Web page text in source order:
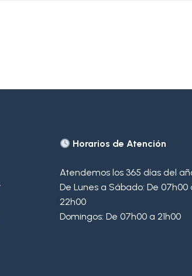
Horarios de Atención
Atendemos los 365 días del
De Lunes a Sábado: De 07h00
22h00
Domingos: De 07h00 a 21h00